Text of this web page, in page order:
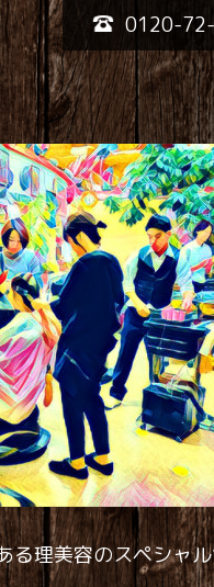
0120-
る理美容のスペシャ